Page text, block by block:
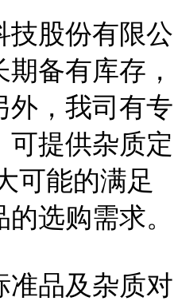
技股份有限公
备有库存，
外，我司有专
可提供杂质定
可能的满足
选购需求。
准品及杂质对